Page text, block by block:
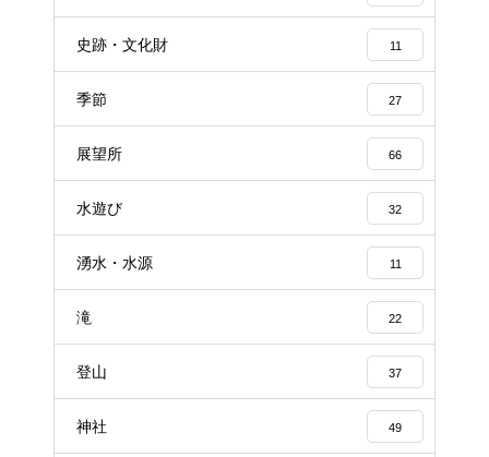
史跡・文化財 11
季節 27
展望所 66
水遊び 32
湧水・水源 11
滝 22
登山 37
神社 49